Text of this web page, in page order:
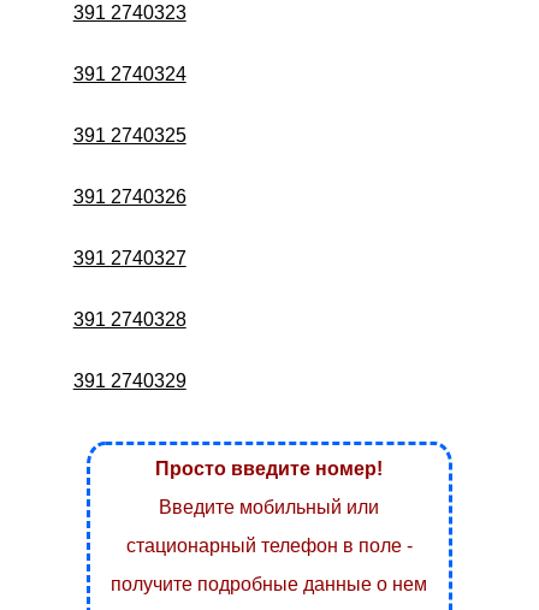
391 2740323
391 2740324
391 2740325
391 2740326
391 2740327
391 2740328
391 2740329
Просто введите номер!
Введите мобильный или
стационарный телефон в поле -
получите подробные данные о нем